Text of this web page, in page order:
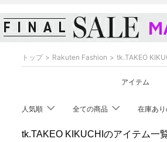
トップ Rakuten Fashion tk.TAKEO
アイテム
人気順 全ての商品 在庫あ
tk.TAKEO KIKUCHIのアイテム一